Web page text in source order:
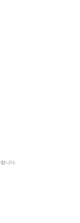
니다.